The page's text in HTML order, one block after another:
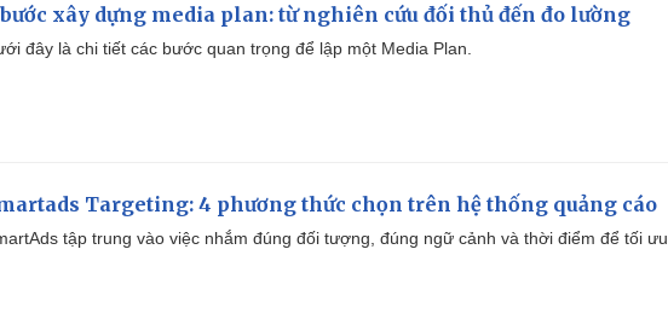
xây dựng media plan: từ nghiên cứu đối thủ đến đo lường
đây là chi tiết các bước quan trọng để lập một Media Plan.
Targeting: 4 phương thức chọn trên hệ thống quảng cáo
tập trung vào việc nhắm đúng đối tượng, đúng ngữ cảnh và thời điểm để tối ưu.